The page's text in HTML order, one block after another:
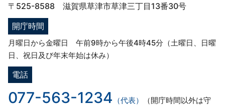
〒525-8588 滋賀県草津市草津三丁目13番30号
開庁時間
月曜日から金曜日 午前9時から午後4時45分（土曜日、日曜
日、祝日及び年末年始は休み）
電話
077-563-1234 （代表）
（開庁時間以外は守